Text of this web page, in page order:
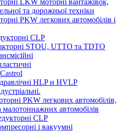
LKW моторні вантажівок,
та дорожньої техніки
PKW легкових автомобілів і
CLP
STOU, UTTO та TDTO
HLP и HVLP
PKW легкових автомобілів,
малотоннажних автомобілів
CLP
і вакуумні